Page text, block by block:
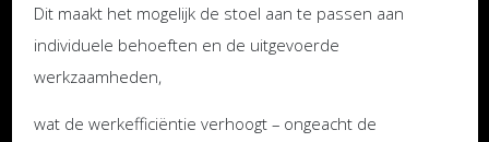
Dit maakt het mogelijk de stoel aan te passen aan
individuele behoeften en de uitgevoerde
werkzaamheden,
wat de werkefficiëntie verhoogt – ongeacht de